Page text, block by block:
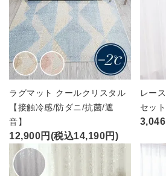
ラグマット クールクリスタル
【接触冷感/防ダニ/抗菌/遮
音】
12,900円(税込14,190円)
レー
セッ